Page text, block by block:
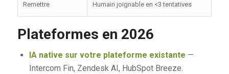
Remettre Humain joignable en <3 tentatives
Plateformes en 2026
IA native sur votre plateforme existante —
Intercom Fin, Zendesk AI, HubSpot Breeze.